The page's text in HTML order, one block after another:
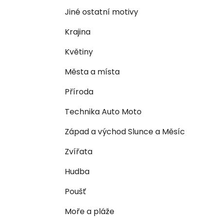
Jiné ostatní motivy
Krajina
Květiny
Města a místa
Příroda
Technika Auto Moto
Západ a východ Slunce a Měsíc
Zvířata
Hudba
Poušť
Moře a pláže